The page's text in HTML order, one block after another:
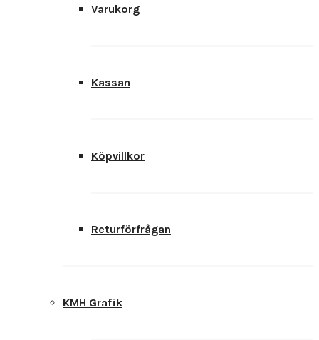
Varukorg
Kassan
Köpvillkor
Returförfrågan
KMH Grafik